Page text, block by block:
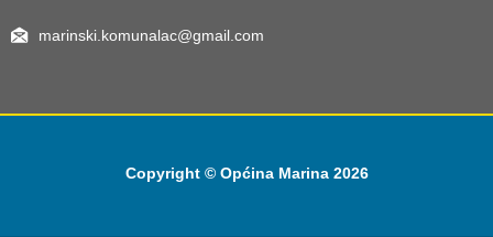
marinski.komunalac@gmail.com
Copyright © Općina Marina 2026